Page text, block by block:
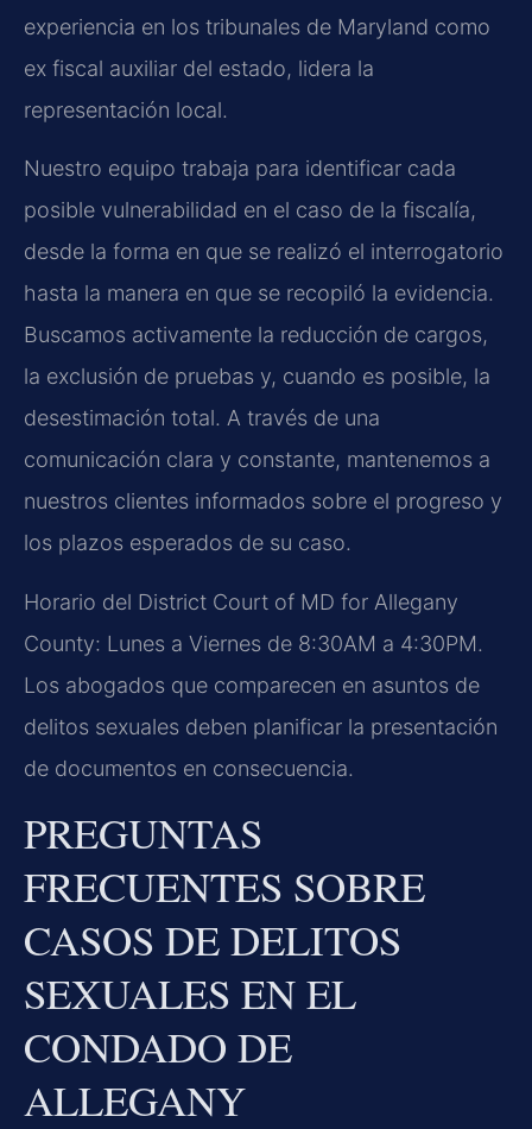
experiencia en los tribunales de Maryland como
ex fiscal auxiliar del estado, lidera la
representación local.
Nuestro equipo trabaja para identificar cada
posible vulnerabilidad en el caso de la fiscalía,
desde la forma en que se realizó el interrogatorio
hasta la manera en que se recopiló la evidencia.
Buscamos activamente la reducción de cargos,
la exclusión de pruebas y, cuando es posible, la
desestimación total. A través de una
comunicación clara y constante, mantenemos a
nuestros clientes informados sobre el progreso y
los plazos esperados de su caso.
Horario del District Court of MD for Allegany
County: Lunes a Viernes de 8:30AM a 4:30PM.
Los abogados que comparecen en asuntos de
delitos sexuales deben planificar la presentación
de documentos en consecuencia.
PREGUNTAS
FRECUENTES SOBRE
CASOS DE DELITOS
SEXUALES EN EL
CONDADO DE
ALLEGANY